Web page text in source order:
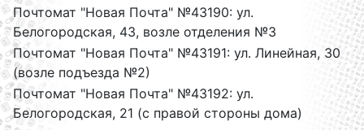
Почтомат "Новая Почта" №43190: ул.
Белогородская, 43, возле отделения №3
Почтомат "Новая Почта" №43191: ул. Линейная, 30
(возле подъезда №2)
Почтомат "Новая Почта" №43192: ул.
Белогородская, 21 (с правой стороны дома)